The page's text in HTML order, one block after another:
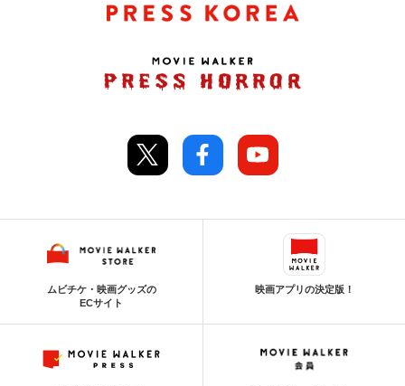
ムビチケ・映画グッズの
ECサイト
映画アプリの決定版！